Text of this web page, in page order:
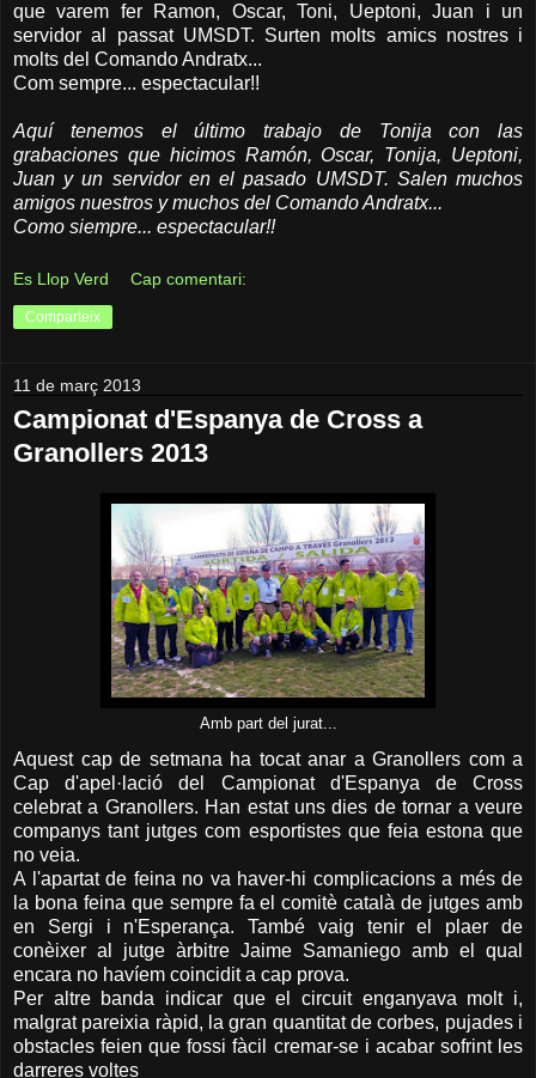
que varem fer Ramon, Oscar, Toni, Ueptoni, Juan i un
servidor al passat UMSDT. Surten molts amics nostres i
molts del Comando Andratx...
Com sempre... espectacular!!
Aquí tenemos el último trabajo de Tonija con las
grabaciones que hicimos Ramón, Oscar, Tonija, Ueptoni,
Juan y un servidor en el pasado UMSDT. Salen muchos
amigos nuestros y muchos del Comando Andratx...
Como siempre... espectacular!!
Es Llop Verd Cap comentari:
Comparteix
11 de març 2013
Campionat d'Espanya de Cross a
Granollers 2013
Amb part del jurat...
Aquest cap de setmana ha tocat anar a Granollers com a
Cap d'apel·lació del Campionat d'Espanya de Cross
celebrat a Granollers. Han estat uns dies de tornar a veure
companys tant jutges com esportistes que feia estona que
no veia.
A l'apartat de feina no va haver-hi complicacions a més de
la bona feina que sempre fa el comitè català de jutges amb
en Sergi i n'Esperança. També vaig tenir el plaer de
conèixer al jutge àrbitre Jaime Samaniego amb el qual
encara no havíem coincidit a cap prova.
Per altre banda indicar que el circuit enganyava molt i,
malgrat pareixia ràpid, la gran quantitat de corbes, pujades i
obstacles feien que fossi fàcil cremar-se i acabar sofrint les
darreres voltes